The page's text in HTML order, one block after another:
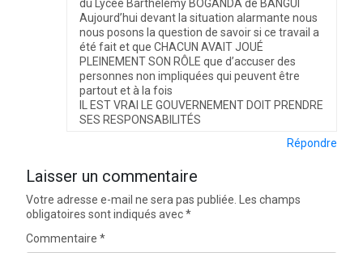
du Lycée Barthélémy BOGANDA de BANGUI
Aujourd’hui devant la situation alarmante nous
nous posons la question de savoir si ce travail a
été fait et que CHACUN AVAIT JOUÉ
PLEINEMENT SON RÔLE que d’accuser des
personnes non impliquées qui peuvent être
partout et à la fois
IL EST VRAI LE GOUVERNEMENT DOIT PRENDRE
SES RESPONSABILITÉS
Répondre
Laisser un commentaire
Votre adresse e-mail ne sera pas publiée.
Les champs
obligatoires sont indiqués avec*
Commentaire*